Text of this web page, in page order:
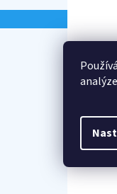
je
4,0
z
249